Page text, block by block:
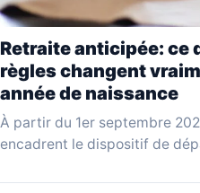
Retraite anticipée: ce
règles changent
année de naissance
À partir du 1er septembre
encadrent le dispositif de